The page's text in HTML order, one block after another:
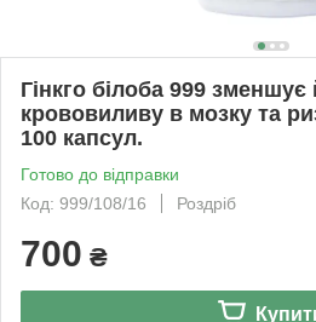
Гінкго білоба 999 зменшує
крововиливу в мозку та
100 капсул.
Готово до відправки
Код: 999/108/16
Роздріб
700 ₴